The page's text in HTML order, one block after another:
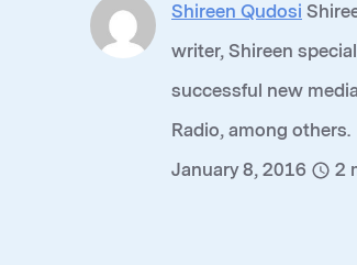
Shireen Qudosi
writer, Shireen
successful new
Radio, among others.
January 8, 2016
2